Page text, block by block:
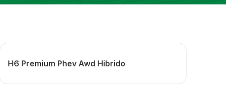
H6 Premium Phev Awd Hibrido